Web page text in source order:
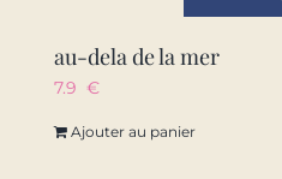
au-dela de la mer
7.9 €
Ajouter au panier